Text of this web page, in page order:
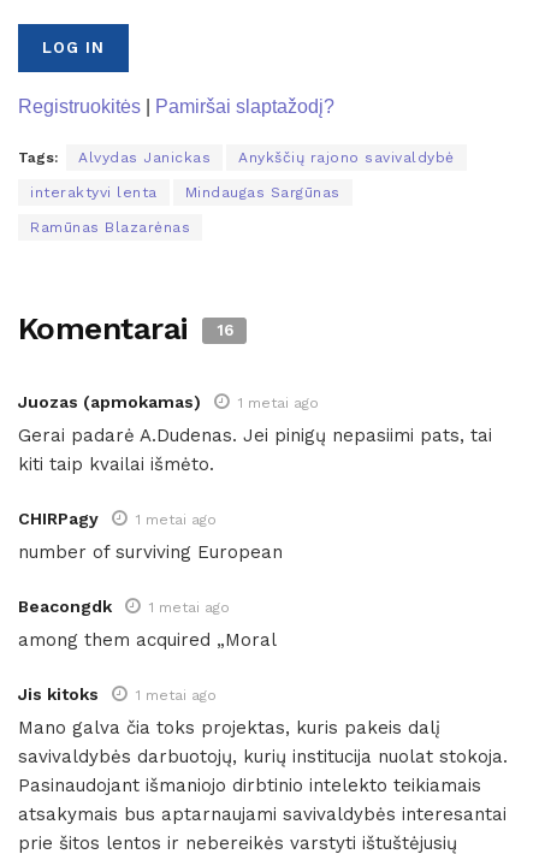
Registruokitės Pamiršai slaptažodį?
Tags: Alvydas Janickas Anykščių rajono savivaldybė
interaktyvi lenta Mindaugas Sargūnas
Ramūnas Blazarėnas
Komentarai 16
Juozas (apmokamas) 1 metai ago
Gerai padarė A.Dudenas. Jei pinigų nepasiimi pats, tai
kiti taip kvailai išmėto.
CHIRPagy 1 metai ago
number of surviving European
Beacongdk 1 metai ago
among them acquired „Moral
Jis kitoks 1 metai ago
Mano galva čia toks projektas, kuris pakeis dalį
savivaldybės darbuotojų, kurių institucija nuolat stokoja.
Pasinaudojant išmaniojo dirbtinio intelekto teikiamais
atsakymais bus aptarnaujami savivaldybės interesantai
prie šitos lentos ir nebereikės varstyti ištuštėjusių